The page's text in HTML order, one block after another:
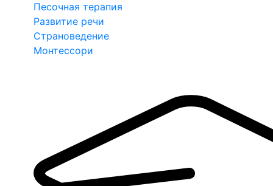
Песочная терапия
Развитие речи
Страноведение
Монтессори